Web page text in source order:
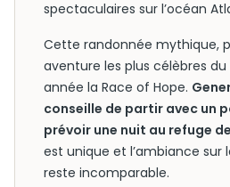
spectaculaires sur l’océan
Cette randonnée mythique,
aventure les plus célèbres
année la Race of Hope.
conseille de partir avec un
prévoir une nuit au refuge
est unique et l’ambiance sur
reste incomparable.